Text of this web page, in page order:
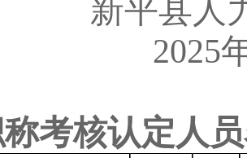
新平县人
2025
核认定人员